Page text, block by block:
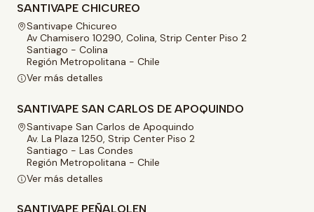
SANTIVAPE CHICUREO
Santivape Chicureo
Av Chamisero 10290, Colina, Strip Center Piso 2
Santiago - Colina
Región Metropolitana - Chile
Ver más detalles
SANTIVAPE SAN CARLOS DE APOQUINDO
Santivape San Carlos de Apoquindo
Av. La Plaza 1250, Strip Center Piso 2
Santiago - Las Condes
Región Metropolitana - Chile
Ver más detalles
SANTIVAPE PEÑALOLEN